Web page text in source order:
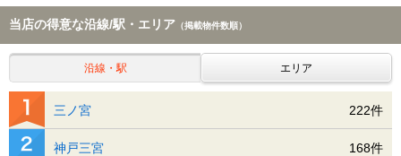
当店の得意な沿線/駅・エリア （掲載物件数順）
沿線・駅 エリア
三ノ宮 222件
神戸三宮 168件